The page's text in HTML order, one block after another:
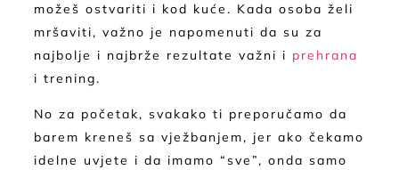
možeš ostvariti i kod kuće. Kada osoba želi
mršaviti, važno je napomenuti da su za
najbolje i najbrže rezultate važni i prehrana
i trening.
No za početak, svakako ti preporučamo da
barem kreneš sa vježbanjem, jer ako čekamo
idelne uvjete i da imamo “sve”, onda samo